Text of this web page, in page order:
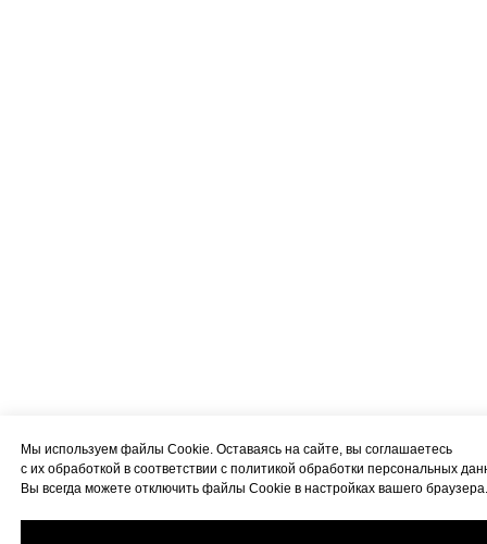
Мы используем файлы Cookie. Оставаясь на сайте, вы соглашаетесь
с их обработкой в соответствии с политикой обработки персональных
Вы всегда можете отключить файлы Cookie в настройках вашего браузера.